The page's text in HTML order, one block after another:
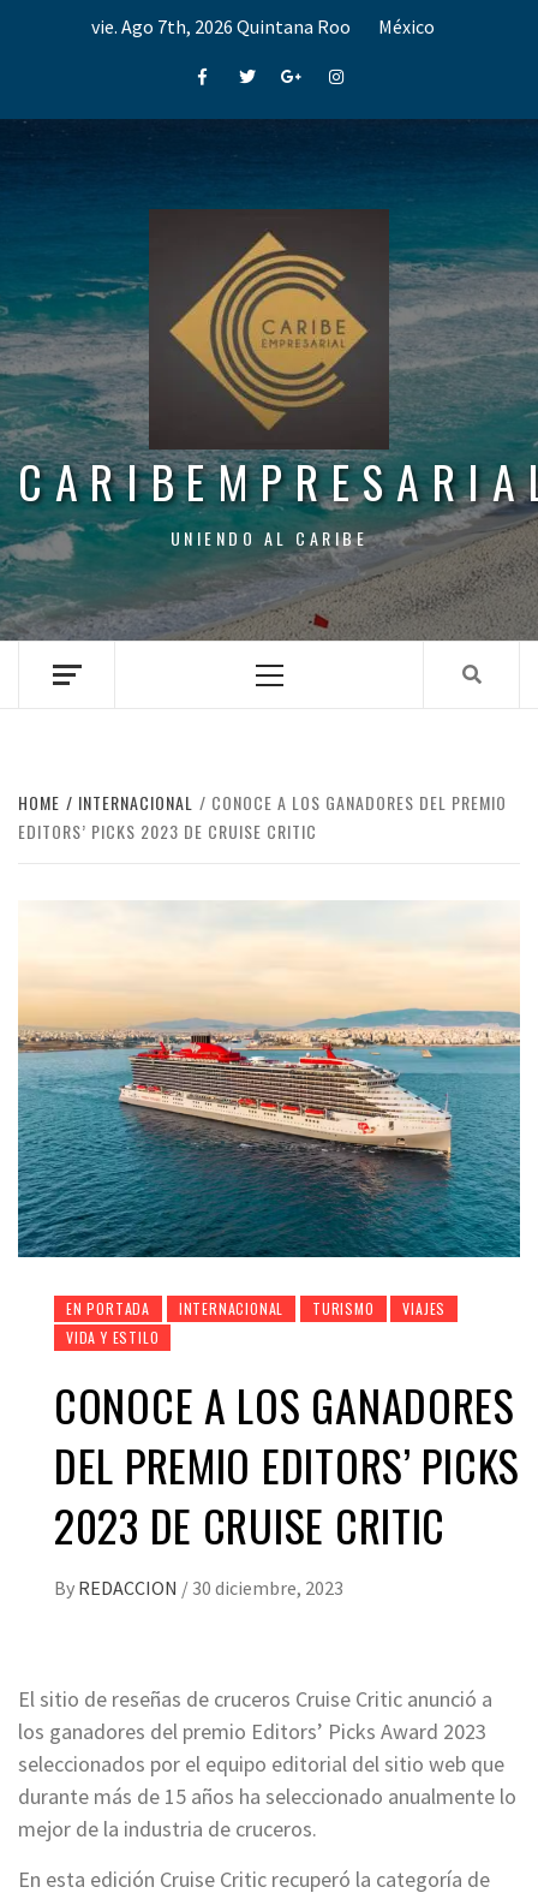
vie. Ago 7th, 2026 Quintana Roo México
FacebookTwitterGoogle+Instagram
UNIENDO AL CARIBE
Menu
HOME INTERNACIONAL
CONOCE A LOS GANADORES DEL PREMIO
EDITORS’ PICKS 2023 DE CRUISE CRITIC
EN PORTADA INTERNACIONAL TURISMO
VIAJES
VIDA Y ESTILO
CONOCE A LOS GANADORES
DEL PREMIO EDITORS’ PICKS
2023 DE CRUISE CRITIC
By REDACCION / 30 diciembre, 2023
El sitio de reseñas de cruceros Cruise Critic anunció a
los ganadores del premio Editors’ Picks Award 2023
seleccionados por el equipo editorial del sitio web que
durante más de 15 años ha seleccionado anualmente lo
mejor de la industria de cruceros.
En esta edición Cruise Critic recuperó la categoría de